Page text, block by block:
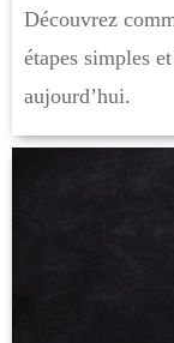
Découvrez
étapes simples
aujourd’hui.